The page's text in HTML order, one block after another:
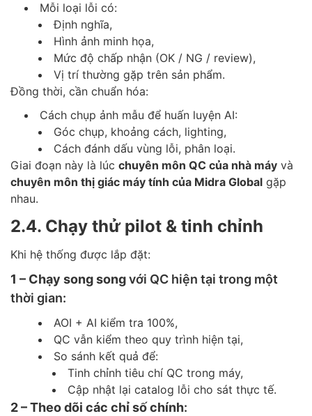
Mỗi loại lỗi có:
Định nghĩa,
Hình ảnh minh họa,
Mức độ chấp nhận (OK / NG / review),
Vị trí thường gặp trên sản phẩm.
Đồng thời, cần chuẩn hóa:
Cách chụp ảnh mẫu để huấn luyện AI:
Góc chụp, khoảng cách, lighting,
Cách đánh dấu vùng lỗi, phân loại.
Giai đoạn này là lúc chuyên môn QC của nhà máy và
chuyên môn thị giác máy tính của Midra Global gặp
nhau.
2.4. Chạy thử pilot & tinh chỉnh
Khi hệ thống được lắp đặt:
1 – Chạy song songvới QC hiện tại trong một
thời gian:
AOI + AI kiểm tra 100%,
QC vẫn kiểm theo quy trình hiện tại,
So sánh kết quả để:
Tinh chỉnh tiêu chí QC trong máy,
Cập nhật lại catalog lỗi cho sát thực tế.
2 – Theo dõi các chỉ số chính: